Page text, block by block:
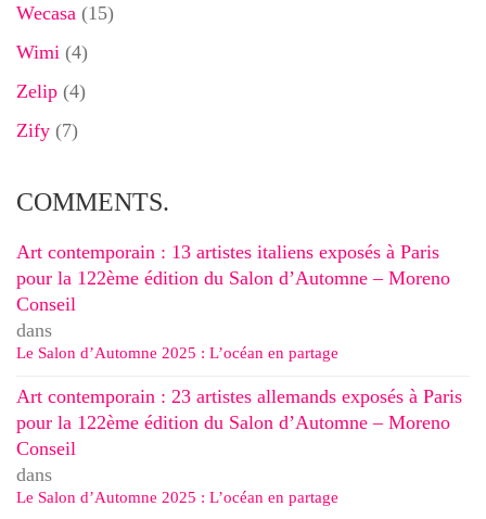
Wecasa (15)
Wimi (4)
Zelip (4)
Zify (7)
COMMENTS.
Art contemporain : 13 artistes italiens exposés à Paris
pour la 122ème édition du Salon d’Automne – Moreno
Conseil
dans
Le Salon d’Automne 2025 : L’océan en partage
Art contemporain : 23 artistes allemands exposés à Paris
pour la 122ème édition du Salon d’Automne – Moreno
Conseil
dans
Le Salon d’Automne 2025 : L’océan en partage